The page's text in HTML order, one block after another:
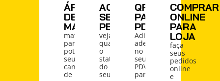
ÁREA
DE
MARKETING
materiais
para
potencializar
seus
canais
de
ACOMPANHE
SEU
PEDIDO
veja
qual
o
status
do
seu
QRCODE
PARA
PDV
Adicione
adesivos
no
seu
PDV
para
COMPRAR
ONLINE
PARA
LOJA
faça
seus
pedidos
online
e